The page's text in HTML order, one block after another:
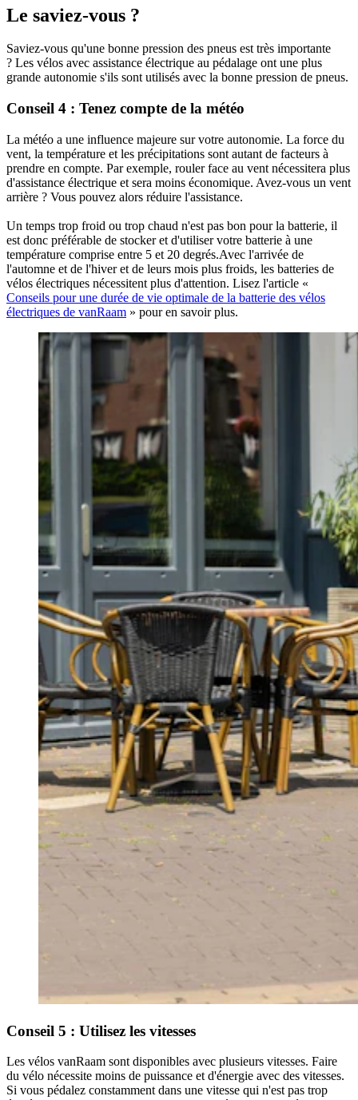
Le saviez-vous ?
Saviez-vous qu'une bonne pression des pneus est très importante
? Les vélos avec assistance électrique au pédalage ont une plus
grande autonomie s'ils sont utilisés avec la bonne pression de pneus.
Conseil 4 : Tenez compte de la météo
La météo a une influence majeure sur votre autonomie. La force du
vent, la température et les précipitations sont autant de facteurs à
prendre en compte. Par exemple, rouler face au vent nécessitera plus
d'assistance électrique et sera moins économique. Avez-vous un vent
arrière ? Vous pouvez alors réduire l'assistance.
Un temps trop froid ou trop chaud n'est pas bon pour la batterie, il
est donc préférable de stocker et d'utiliser votre batterie à une
température comprise entre 5 et 20 degrés.Avec l'arrivée de
l'automne et de l'hiver et de leurs mois plus froids, les batteries de
vélos électriques nécessitent plus d'attention. Lisez l'article «
Conseils pour une durée de vie optimale de la batterie des vélos
électriques de vanRaam » pour en savoir plus.
Conseil 5 : Utilisez les vitesses
Les vélos vanRaam sont disponibles avec plusieurs vitesses. Faire
du vélo nécessite moins de puissance et d'énergie avec des vitesses.
Si vous pédalez constamment dans une vitesse qui n'est pas trop